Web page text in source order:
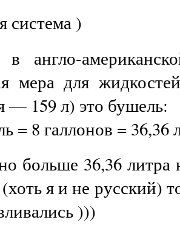
система )
в англо-
мера для
— 159 л) это бушель:
= 8 галлонов = 36,36
больше 36,36
я и не русский)
)))